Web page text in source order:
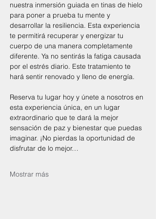
nuestra inmersión guiada en tinas de hielo
para poner a prueba tu mente y
desarrollar la resiliencia. Esta experiencia
te permitirá recuperar y energizar tu
cuerpo de una manera completamente
diferente. Ya no sentirás la fatiga causada
por el estrés diario. Este tratamiento te
hará sentir renovado y lleno de energía.
Reserva tu lugar hoy y únete a nosotros en
esta experiencia única, en un lugar
extraordinario que te dará la mejor
sensación de paz y bienestar que puedas
imaginar. ¡No pierdas la oportunidad de
disfrutar de lo mejor…
Mostrar más